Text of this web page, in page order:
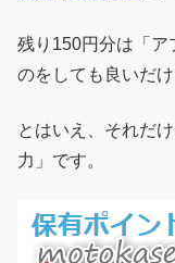
残り150円分は「ア
のをしても良いだけ
とはいえ、それだ
力」です。